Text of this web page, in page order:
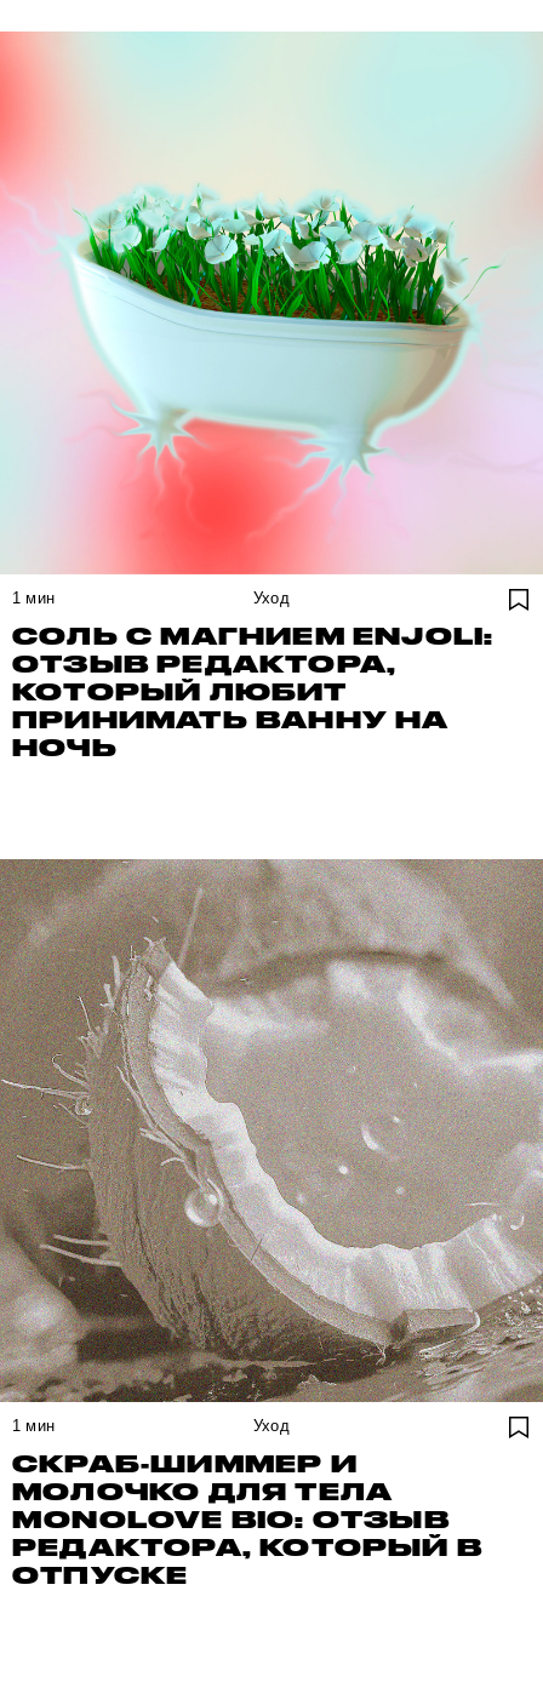
1 мин Уход
СОЛЬ С МАГНИЕМ ENJOLI:
ОТЗЫВ РЕДАКТОРА,
КОТОРЫЙ ЛЮБИТ
ПРИНИМАТЬ ВАННУ НА
НОЧЬ
1 мин Уход
СКРАБ-ШИММЕР И
МОЛОЧКО ДЛЯ ТЕЛА
MONOLOVE BIO: ОТЗЫВ
РЕДАКТОРА, КОТОРЫЙ В
ОТПУСКЕ